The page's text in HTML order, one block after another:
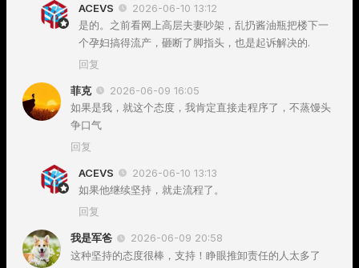
ACEVS
2026-06-10 13:12
是的。之前看网上高层夫妻吵架，乱扔酱油瓶把楼下一
个孕妇搞得流产，砸断了脚指头，也是起诉解决的.
回复
菲克
2026-06-09 16:05
如果是我，就这个态度，我肯定直接走程序了，不蒸馒头
争口气
回复
ACEVS
2026-06-10 13:13
如果他继续坚持，就走流程了。
回复
我是军爸
2026-06-09 20:58
这种坚持的态度很棒，支持！睁眼推卸责任的人太多了